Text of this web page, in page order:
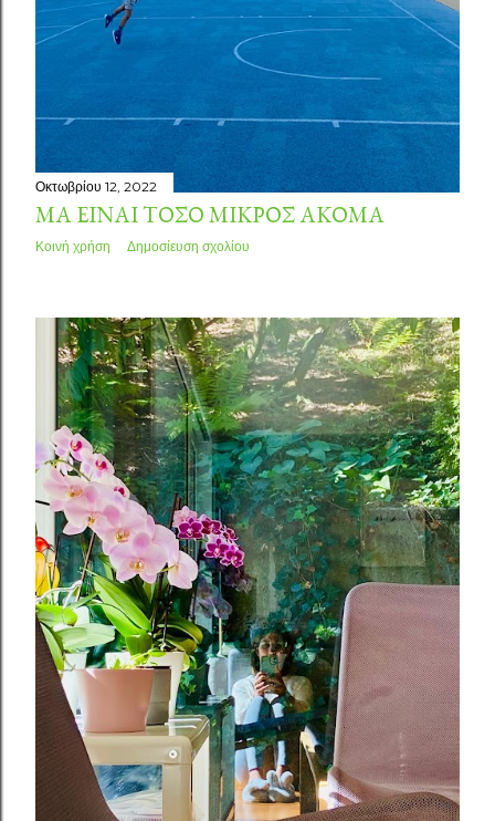
Οκτωβρίου 12, 2022
ΜΑ ΕΊΝΑΙ ΤΌΣΟ ΜΙΚΡΌΣ ΑΚΌΜΑ
Κοινή χρήση Δημοσίευση σχολίου